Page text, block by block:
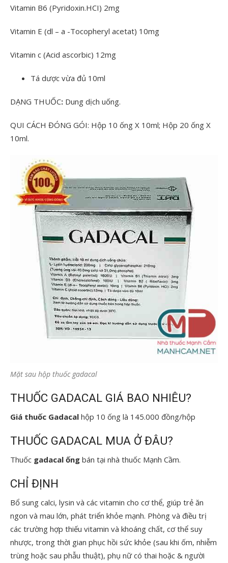
Vitamin B6 (Pyridoxin.HCI) 2mg
Vitamin E (dl – a -Tocopheryl acetat) 10mg
Vitamin c (Acid ascorbic) 12mg
Tá dược vừa đủ 10ml
DẠNG THUỐC: Dung dịch uống.
QUI CÁCH ĐÓNG GÓI: Hộp 10 ống X 10ml; Hộp 20 ống X
10ml.
Mặt sau hộp thuốc gadacal
THUỐC GADACAL GIÁ BAO NHIÊU?
Giá thuốc Gadacal hộp 10 ống là 145.000 đồng/hộp
THUỐC GADACAL MUA Ở ĐÂU?
Thuốc gadacal ống bán tại nhà thuốc Mạnh Cầm.
CHỈ ĐỊNH
Bổ sung calci, lysin và các vitamin cho cơ thể, giúp trẻ ăn
ngon và mau lớn, phát triển khỏe mạnh. Phòng và điều trị
các trường hợp thiếu vitamin và khoáng chất, cơ thể suy
nhược, trong thời gian phục hồi sức khỏe (sau khi ốm, nhiễm
trùng hoặc sau phẫu thuật), phụ nữ có thai hoặc & người